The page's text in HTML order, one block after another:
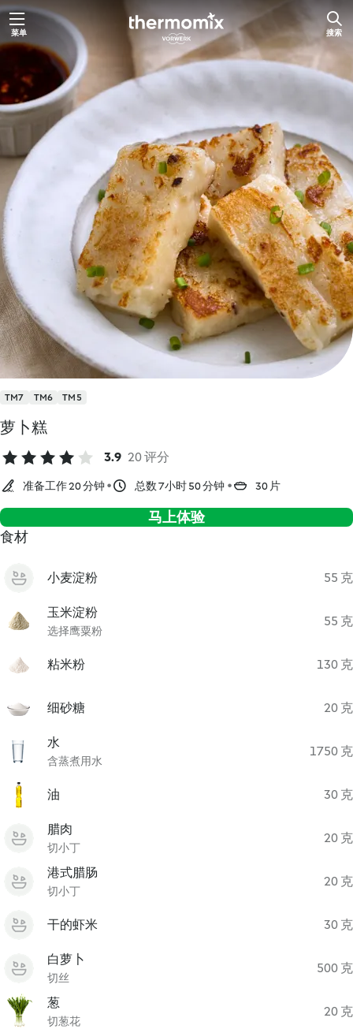
跳
至
菜单 搜索
TM7 TM6 TM5
萝卜糕
3.9 20 评分
准备工作 20 分钟 总数 7小时 50 分钟 30 片
马上体验
食材
小麦淀粉 55 克
玉米淀粉
选择鹰粟粉
55 克
粘米粉 130 克
细砂糖 20 克
水
含蒸煮用水
1750 克
油 30 克
腊肉
切小丁
20 克
港式腊肠
切小丁
20 克
干的虾米 30 克
白萝卜
切丝
500 克
葱
切葱花
20 克